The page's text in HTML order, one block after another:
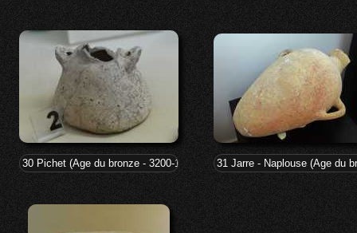
30 Pichet (Age du bronze - 3200-1200) Tel-Balata, Sichem
31 Jarre - Naplouse (Age du